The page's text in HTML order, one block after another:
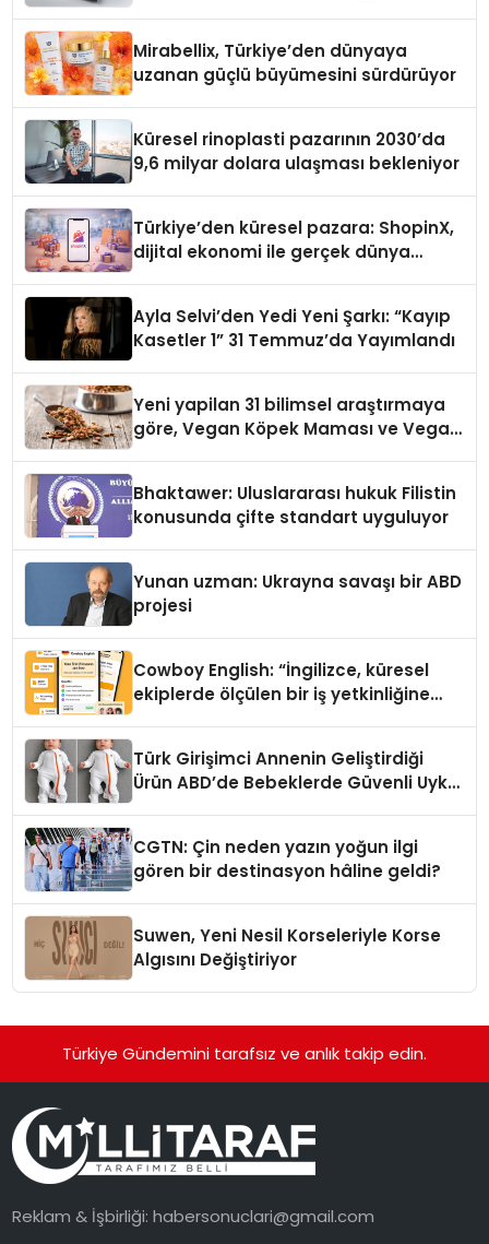
Mirabellix, Türkiye’den dünyaya
uzanan güçlü büyümesini sürdürüyor
Küresel rinoplasti pazarının 2030’da
9,6 milyar dolara ulaşması bekleniyor
Türkiye’den küresel pazara: ShopinX,
dijital ekonomi ile gerçek dünya
Ayla Selvi’den Yedi Yeni Şarkı: “Kayıp
Kasetler 1” 31 Temmuz’da Yayımlandı
Yeni yapilan 31 bilimsel araştırmaya
göre, Vegan Köpek Maması ve Vegan
Bhaktawer: Uluslararası hukuk Filistin
konusunda çifte standart uyguluyor
Yunan uzman: Ukrayna savaşı bir ABD
projesi
Cowboy English: “İngilizce, küresel
ekiplerde ölçülen bir iş yetkinliğine
Türk Girişimci Annenin Geliştirdiği
Ürün ABD’de Bebeklerde Güvenli Uyku
CGTN: Çin neden yazın yoğun ilgi
gören bir destinasyon hâline geldi?
Suwen, Yeni Nesil Korseleriyle Korse
Algısını Değiştiriyor
Türkiye Gündemini tarafsız ve anlık takip edin.
Reklam & İşbirliği:habersonuclari@gmail.com